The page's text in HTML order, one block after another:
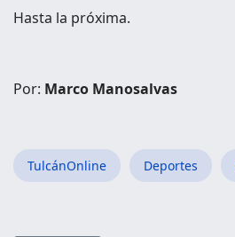
Hasta la próxima.
Por: Marco Manosalvas
TulcánOnline Deportes